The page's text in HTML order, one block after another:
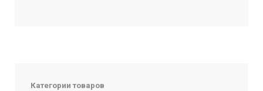
Категории товаров